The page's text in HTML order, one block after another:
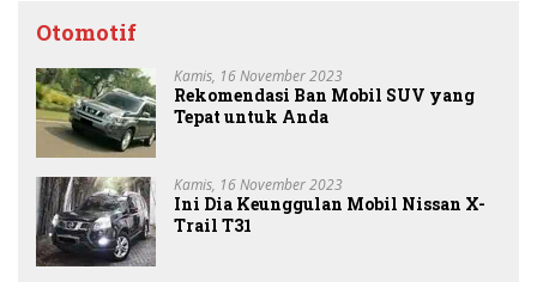
Otomotif
Kamis, 16 November 2023
Rekomendasi Ban Mobil SUV yang
Tepat untuk Anda
Kamis, 16 November 2023
Ini Dia Keunggulan Mobil Nissan X-
Trail T31